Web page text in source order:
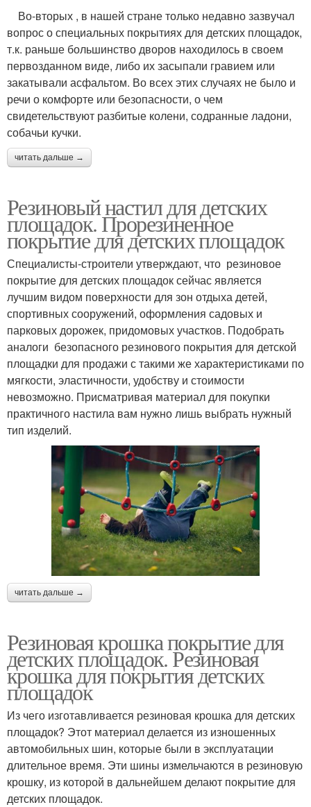
Во-вторых , в нашей стране только недавно зазвучал
вопрос о специальных покрытиях для детских площадок,
т.к. раньше большинство дворов находилось в своем
первозданном виде, либо их засыпали гравием или
закатывали асфальтом. Во всех этих случаях не было и
речи о комфорте или безопасности, о чем
свидетельствуют разбитые колени, содранные ладони,
собачьи кучки.
читать дальше →
Резиновый настил для детских
площадок. Прорезиненное
покрытие для детских площадок
Специалисты-строители утверждают, что резиновое
покрытие для детских площадок сейчас является
лучшим видом поверхности для зон отдыха детей,
спортивных сооружений, оформления садовых и
парковых дорожек, придомовых участков. Подобрать
аналоги безопасного резинового покрытия для детской
площадки для продажи с такими же характеристиками по
мягкости, эластичности, удобству и стоимости
невозможно. Присматривая материал для покупки
практичного настила вам нужно лишь выбрать нужный
тип изделий.
читать дальше →
Резиновая крошка покрытие для
детских площадок. Резиновая
крошка для покрытия детских
площадок
Из чего изготавливается резиновая крошка для детских
площадок? Этот материал делается из изношенных
автомобильных шин, которые были в эксплуатации
длительное время. Эти шины измельчаются в резиновую
крошку, из которой в дальнейшем делают покрытие для
детских площадок.